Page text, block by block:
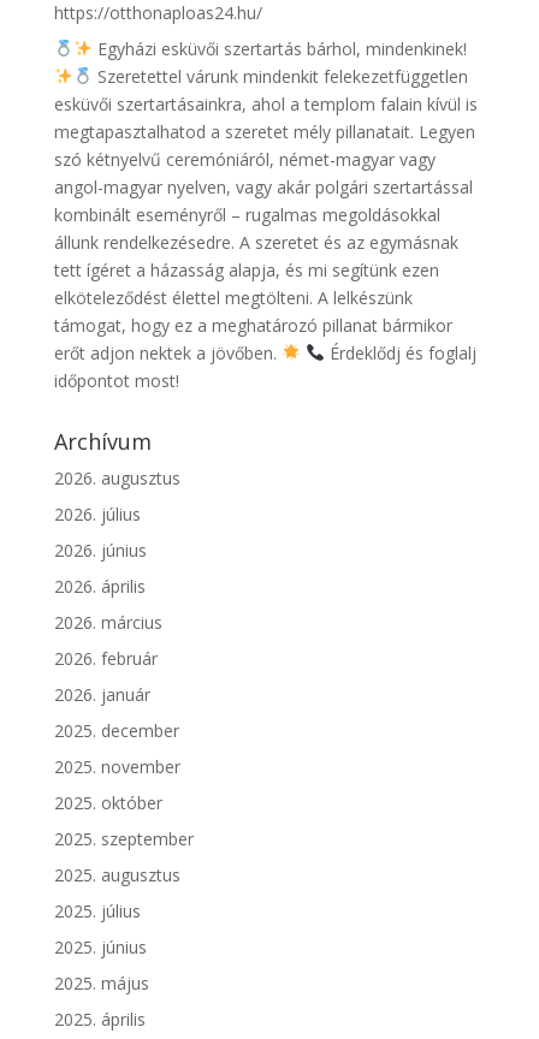
https://otthonaploas24.hu/
Egyházi esküvői szertartás bárhol, mindenkinek!
Szeretettel várunk mindenkit felekezetfüggetlen
esküvői szertartásainkra, ahol a templom falain kívül is
megtapasztalhatod a szeretet mély pillanatait. Legyen
szó kétnyelvű ceremóniáról, német-magyar vagy
angol-magyar nyelven, vagy akár polgári szertartással
kombinált eseményről – rugalmas megoldásokkal
állunk rendelkezésedre. A szeretet és az egymásnak
tett ígéret a házasság alapja, és mi segítünk ezen
elköteleződést élettel megtölteni. A lelkészünk
támogat, hogy ez a meghatározó pillanat bármikor
erőt adjon nektek a jövőben.
Érdeklődj és foglalj
időpontot most!
Archívum
2026. augusztus
2026. július
2026. június
2026. április
2026. március
2026. február
2026. január
2025. december
2025. november
2025. október
2025. szeptember
2025. augusztus
2025. július
2025. június
2025. május
2025. április